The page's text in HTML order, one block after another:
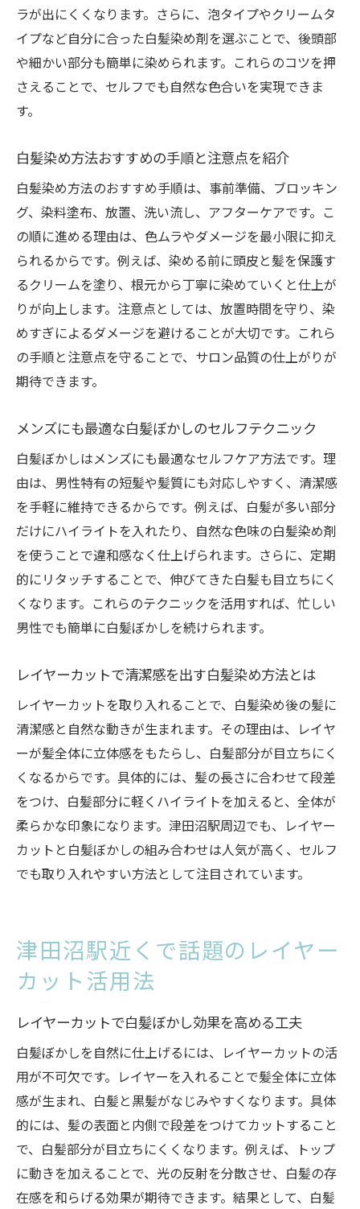
自分でできる白髪染めのやり方とコツ
白髪ぼかしのセルフ手順とレイヤーカット
の準備
メンズにおすすめの白髪染めセルフ術を紹
介
白髪染め方法で後ろもきれいに染める秘訣
自宅で安全にできるレイヤーカットの基本
泡タイプを活用した白髪ぼかしの便利な技
根元までムラなく染めるブロッキングの秘訣
白髪ぼかしとレイヤーカットのための正し
いブロッキング
津田沼駅周辺で人気の白髪染め方法ブロッ
自分でできる根元染めと白髪ぼかしのコツ
白髪染めブロッキングやり方とムラなく染
めるポイント
レイヤーカットを活かすブロッキングテク
ニック
初心者でも安心の白髪染め方法とブロッキ
ング法
泡タイプで簡単！時短白髪染めテクニック
泡タイプ白髪染めとレイヤーカットの相性
津田沼駅でも選ばれる泡タイプ白髪染め方
法の魅力
時短で白髪ぼかしを実現する泡タイプの使
い方
自分でできる泡タイプ白髪染めのコツと注
意点
白髪染め方法おすすめ泡タイプとレイヤー
カット活用術
白髪ぼかしを引き立てるレイヤーカットの
基本設計
提案
メンズも納得のレイヤーカットと白髪染め
方法
清潔感を高めるセルフ白髪ぼかしのポイン
ト
白髪染め方法とレイヤーカットで若々しさ
を演出
自然な仕上がりを実現するカットとカラー
ラが出にくくなります。さらに、泡タイプやクリームタ
イプなど自分に合った白髪染め剤を選ぶことで、後頭部
や細かい部分も簡単に染められます。これらのコツを押
さえることで、セルフでも自然な色合いを実現できま
す。
白髪染め方法おすすめの手順と注意点を紹介
白髪染め方法のおすすめ手順は、事前準備、ブロッキン
グ、染料塗布、放置、洗い流し、アフターケアです。こ
の順に進める理由は、色ムラやダメージを最小限に抑え
られるからです。例えば、染める前に頭皮と髪を保護す
るクリームを塗り、根元から丁寧に染めていくと仕上が
りが向上します。注意点としては、放置時間を守り、染
めすぎによるダメージを避けることが大切です。これら
の手順と注意点を守ることで、サロン品質の仕上がりが
期待できます。
メンズにも最適な白髪ぼかしのセルフテクニック
白髪ぼかしはメンズにも最適なセルフケア方法です。理
由は、男性特有の短髪や髪質にも対応しやすく、清潔感
を手軽に維持できるからです。例えば、白髪が多い部分
だけにハイライトを入れたり、自然な色味の白髪染め剤
を使うことで違和感なく仕上げられます。さらに、定期
的にリタッチすることで、伸びてきた白髪も目立ちにく
くなります。これらのテクニックを活用すれば、忙しい
男性でも簡単に白髪ぼかしを続けられます。
レイヤーカットで清潔感を出す白髪染め方法とは
レイヤーカットを取り入れることで、白髪染め後の髪に
清潔感と自然な動きが生まれます。その理由は、レイヤ
ーが髪全体に立体感をもたらし、白髪部分が目立ちにく
くなるからです。具体的には、髪の長さに合わせて段差
をつけ、白髪部分に軽くハイライトを加えると、全体が
柔らかな印象になります。津田沼駅周辺でも、レイヤー
カットと白髪ぼかしの組み合わせは人気が高く、セルフ
でも取り入れやすい方法として注目されています。
津田沼駅近くで話題のレイヤー
カット活用法
レイヤーカットで白髪ぼかし効果を高める工夫
白髪ぼかしを自然に仕上げるには、レイヤーカットの活
用が不可欠です。レイヤーを入れることで髪全体に立体
感が生まれ、白髪と黒髪がなじみやすくなります。具体
的には、髪の表面と内側で段差をつけてカットすること
で、白髪部分が目立ちにくくなります。例えば、トップ
に動きを加えることで、光の反射を分散させ、白髪の存
在感を和らげる効果が期待できます。結果として、白髪